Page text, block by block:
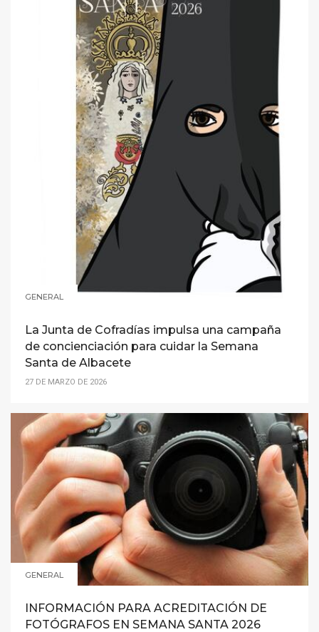
GENERAL
La Junta de Cofradías impulsa una campaña
de concienciación para cuidar la Semana
Santa de Albacete
27 DE MARZO DE 2026
GENERAL
INFORMACIÓN PARA ACREDITACIÓN DE
FOTÓGRAFOS EN SEMANA SANTA 2026